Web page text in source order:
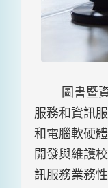
圖書暨資
服務和資訊
和電腦軟硬
開發與維護
訊服務業務